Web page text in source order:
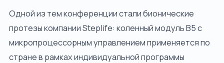
Одной из тем конференции стали бионические
протезы компании Steplife: коленный модуль B5 с
микропроцессорным управлением применяется по
стране в рамках индивидуальной программы